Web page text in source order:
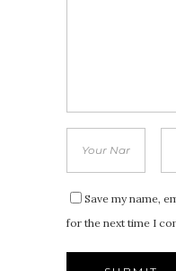
Save my name,
for the next time I